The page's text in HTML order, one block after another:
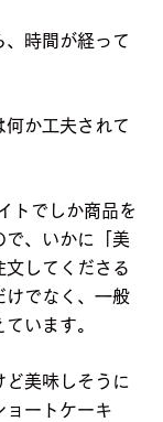
、時間が経って
何か工夫されて
トでしか商品を
で、いかに「美
文してくださる
けでなく、一般
います。
ど美味しそうに
ョートケーキ